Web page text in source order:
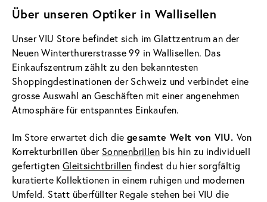
Über unseren Optiker in Wallisellen
Unser VIU Store befindet sich im Glattzentrum an der
Neuen Winterthurerstrasse 99 in Wallisellen. Das
Einkaufszentrum zählt zu den bekanntesten
Shoppingdestinationen der Schweiz und verbindet eine
grosse Auswahl an Geschäften mit einer angenehmen
Atmosphäre für entspanntes Einkaufen.
Im Store erwartet dich die gesamte Welt von VIU. Von
Korrekturbrillen über Sonnenbrillen bis hin zu individuell
gefertigten Gleitsichtbrillen findest du hier sorgfältig
kuratierte Kollektionen in einem ruhigen und modernen
Umfeld. Statt überfüllter Regale stehen bei VIU die